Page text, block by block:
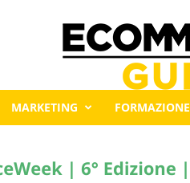
MARKETING FORMAZIONE